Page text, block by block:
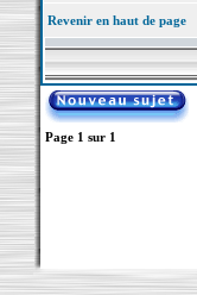
Revenir en haut de page
Page 1 sur 1